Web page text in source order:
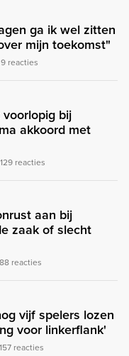
ga ik wel zitten
mijn toekomst"
9 reacties
bij
akkoord met
129 reacties
aan bij
zaak of slecht
88 reacties
vijf spelers lozen
voor linkerflank'
157 reacties